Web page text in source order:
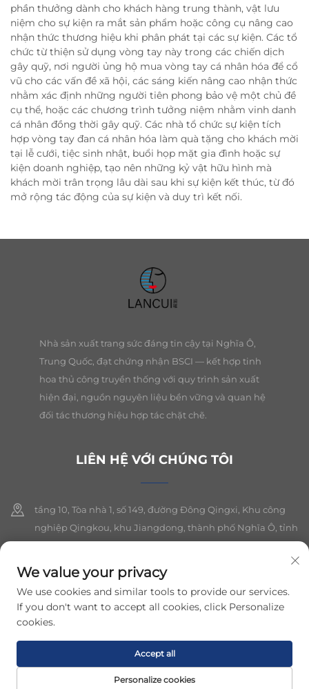
phần thưởng dành cho khách hàng trung thành, vật lưu
niệm cho sự kiện ra mắt sản phẩm hoặc công cụ nâng cao
nhận thức thương hiệu khi phân phát tại các sự kiện. Các tổ
chức từ thiện sử dụng vòng tay này trong các chiến dịch
gây quỹ, nơi người ủng hộ mua vòng tay cá nhân hóa để cổ
vũ cho các vấn đề xã hội, các sáng kiến nâng cao nhận thức
nhằm xác định những người tiên phong bảo vệ một chủ đề
cụ thể, hoặc các chương trình tưởng niệm nhằm vinh danh
cá nhân đồng thời gây quỹ. Các nhà tổ chức sự kiện tích
hợp vòng tay đan cá nhân hóa làm quà tặng cho khách mời
tại lễ cưới, tiệc sinh nhật, buổi họp mặt gia đình hoặc sự
kiện doanh nghiệp, tạo nên những kỷ vật hữu hình mà
khách mời trân trọng lâu dài sau khi sự kiện kết thúc, từ đó
mở rộng tác động của sự kiện và duy trì kết nối.
Nhà sản xuất trang sức đáng tin cậy tại Nghĩa Ô,
Trung Quốc, đạt chứng nhận BSCI — kết hợp tinh
hoa thủ công truyền thống với quy trình sản xuất
hiện đại, nguồn nguyên liệu bền vững và quan hệ
đối tác thương hiệu hợp tác chặt chẽ.
LIÊN HỆ VỚI CHÚNG TÔI
tầng 10, Tòa nhà 1, số 149, đường Đông Qingxi, Khu công
nghiệp Qingkou, khu Jiangdong, thành phố Nghĩa Ô, tỉnh
+86-19564394943
[email protected]
Bản quyền © 2026 Công ty TNHH trang sức Yiwu Lancui. Tất cả các
Chính sách bảo mật
We value your privacy
We use cookies and similar tools to provide our services.
If you don't want to accept all cookies, click Personalize
cookies.
Personalize cookies
Accept all